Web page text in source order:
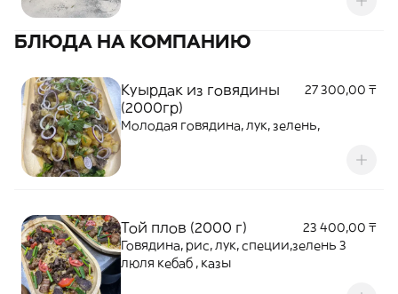
БЛЮДА НА КОМПАНИЮ
Куырдак из говядины
(2000гр)
27 300,00 ₸
Молодая говядина, лук, зелень,
Той плов (2000 г)
23 400,00 ₸
Говядина, рис, лук, специи,зелень 3
люля кебаб , казы